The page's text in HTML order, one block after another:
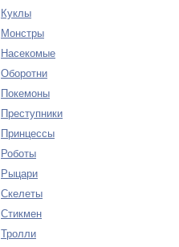
Куклы
Монстры
Насекомые
Оборотни
Покемоны
Преступники
Принцессы
Роботы
Рыцари
Скелеты
Стикмен
Тролли